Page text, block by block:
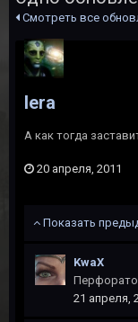
Смотреть все
lera
А как тогда
20 апреля, 2011
Показать
KwaX
21 апреля,